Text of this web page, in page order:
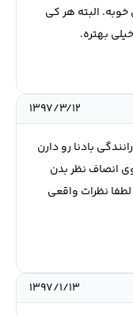
البته هر کی
بهتره.
۱۳۹۷/۳/۱۲
بادنا رو دارن
انصاف نظر بدن
نظرات واقعی
۱۳۹۷/۱/۱۳